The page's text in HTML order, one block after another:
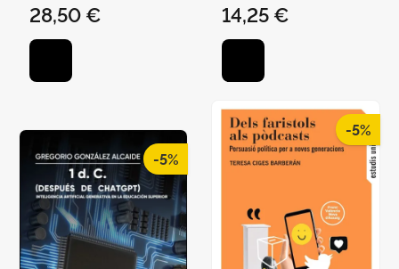
28,50 € 14,25 €
-5%
-5%